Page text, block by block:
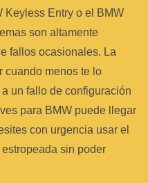
Keyless Entry o el BMW
son altamente
fallos ocasionales. La
cuando menos te lo
un fallo de configuración
para BMW puede llegar
con urgencia usar el
sin poder